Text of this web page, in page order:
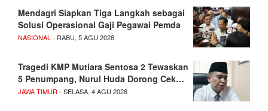
Mendagri Siapkan Tiga Langkah sebagai
Solusi Operasional Gaji Pegawai Pemda
NASIONAL - RABU, 5 AGU 2026
Tragedi KMP Mutiara Sentosa 2 Tewaskan
5 Penumpang, Nurul Huda Dorong Cek…
JAWA TIMUR - SELASA, 4 AGU 2026